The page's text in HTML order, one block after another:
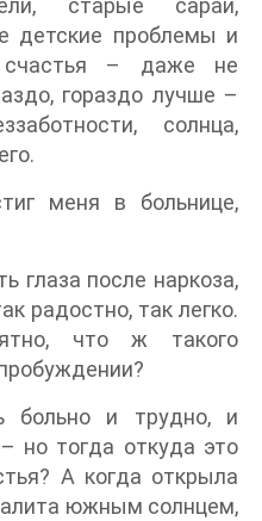
старые сараи,
детские проблемы и
счастья – даже не
гораздо лучше –
солнца,
меня в больнице,
глаза после наркоза,
радостно, так легко.
что ж такого
больно и трудно, и
но тогда откуда это
А когда открыла
южным солнцем,